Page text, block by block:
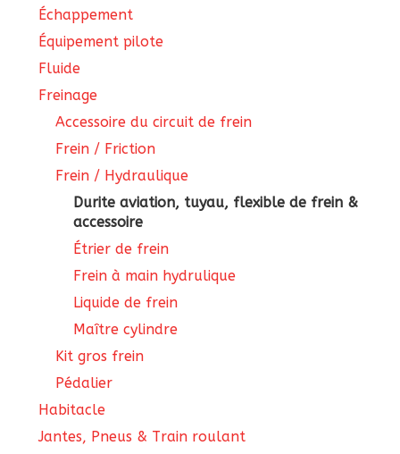
Échappement
Équipement pilote
Fluide
Freinage
Accessoire du circuit de frein
Frein / Friction
Frein / Hydraulique
Durite aviation, tuyau, flexible de frein &
accessoire
Étrier de frein
Frein à main hydrulique
Liquide de frein
Maître cylindre
Kit gros frein
Pédalier
Habitacle
Jantes, Pneus & Train roulant